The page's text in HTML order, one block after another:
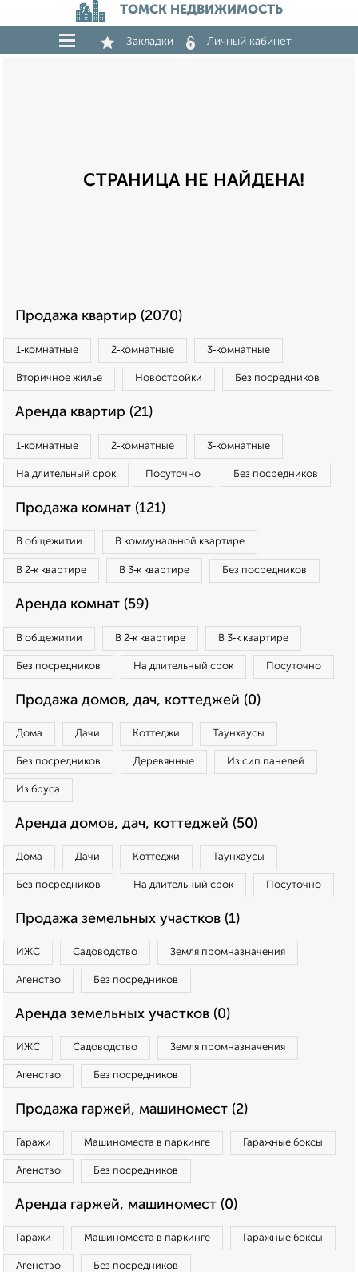
ТОМСК НЕДВИЖИМОСТЬ
Закладки Личный кабинет
СТРАНИЦА НЕ НАЙДЕНА!
Продажа квартир (2070)
1‑комнатные 2‑комнатные 3‑комнатные
Вторичное жилье Новостройки Без посредников
Аренда квартир (21)
1‑комнатные 2‑комнатные 3‑комнатные
На длительный срок Посуточно Без посредников
Продажа комнат (121)
В общежитии В коммунальной квартире
В 2‑к квартире В 3‑к квартире Без посредников
Аренда комнат (59)
В общежитии В 2‑к квартире В 3‑к квартире
Без посредников На длительный срок Посуточно
Продажа домов, дач, коттеджей (0)
Дома Дачи Коттеджи Таунхаусы
Без посредников Деревянные Из сип панелей
Из бруса
Аренда домов, дач, коттеджей (50)
Дома Дачи Коттеджи Таунхаусы
Без посредников На длительный срок Посуточно
Продажа земельных участков (1)
ИЖС Садоводство Земля промназначения
Агенство Без посредников
Аренда земельных участков (0)
ИЖС Садоводство Земля промназначения
Агенство Без посредников
Продажа гаржей, машиномест (2)
Гаражи Машиноместа в паркинге Гаражные боксы
Агенство Без посредников
Аренда гаржей, машиномест (0)
Гаражи Машиноместа в паркинге Гаражные боксы
Агенство Без посредников